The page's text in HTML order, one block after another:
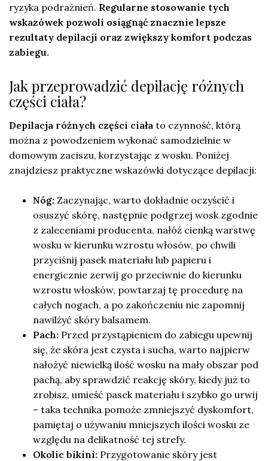
ryzyka podrażnień. Regularne stosowanie tych
wskazówek pozwoli osiągnąć znacznie lepsze
rezultaty depilacji oraz zwiększy komfort podczas
zabiegu.
Jak przeprowadzić depilację różnych
części ciała?
Depilacja różnych części ciała to czynność, którą
można z powodzeniem wykonać samodzielnie w
domowym zaciszu, korzystając z wosku. Poniżej
znajdziesz praktyczne wskazówki dotyczące depilacji:
Nóg: Zaczynając, warto dokładnie oczyścić i
osuszyć skórę, następnie podgrzej wosk zgodnie
z zaleceniami producenta, nałóż cienką warstwę
wosku w kierunku wzrostu włosów, po chwili
przyciśnij pasek materiału lub papieru i
energicznie zerwij go przeciwnie do kierunku
wzrostu włosków, powtarzaj tę procedurę na
całych nogach, a po zakończeniu nie zapomnij
nawilżyć skóry balsamem.
Pach: Przed przystąpieniem do zabiegu upewnij
się, że skóra jest czysta i sucha, warto najpierw
nałożyć niewielką ilość wosku na mały obszar pod
pachą, aby sprawdzić reakcję skóry, kiedy już to
zrobisz, umieść pasek materiału i szybko go urwij
– taka technika pomoże zmniejszyć dyskomfort,
pamiętaj o używaniu mniejszych ilości wosku ze
względu na delikatność tej strefy.
Okolic bikini: Przygotowanie skóry jest